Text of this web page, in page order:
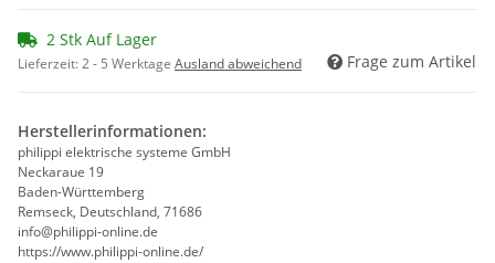
2 Stk Auf Lager
Lieferzeit:2 - 5 Werktage Ausland abweichend Frage zum Artikel
Herstellerinformationen:
philippi elektrische systeme GmbH
Neckaraue 19
Baden-Württemberg
Remseck, Deutschland, 71686
info@philippi-online.de
https://www.philippi-online.de/